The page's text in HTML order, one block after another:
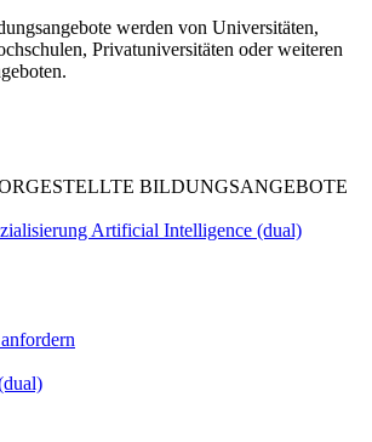
werden von Universitäten,
Privatuniversitäten oder weiteren
BILDUNGSANGEBOTE
Artificial Intelligence (dual)